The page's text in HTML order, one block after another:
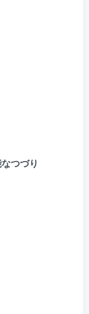
つづり